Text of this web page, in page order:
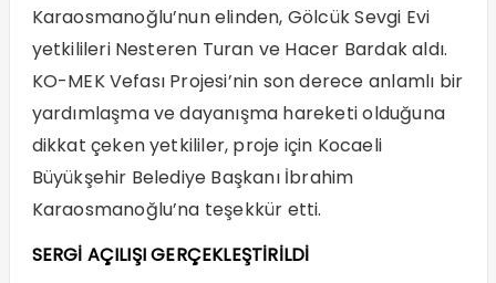
Karaosmanoğlu’nun elinden, Gölcük Sevgi Evi
yetkilileri Nesteren Turan ve Hacer Bardak aldı.
KO-MEK Vefası Projesi’nin son derece anlamlı bir
yardımlaşma ve dayanışma hareketi olduğuna
dikkat çeken yetkililer, proje için Kocaeli
Büyükşehir Belediye Başkanı İbrahim
Karaosmanoğlu’na teşekkür etti.
SERGİ AÇILIŞI GERÇEKLEŞTİRİLDİ